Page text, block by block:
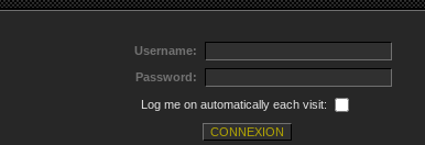
Username:
Password:
Log me on automatically each visit: